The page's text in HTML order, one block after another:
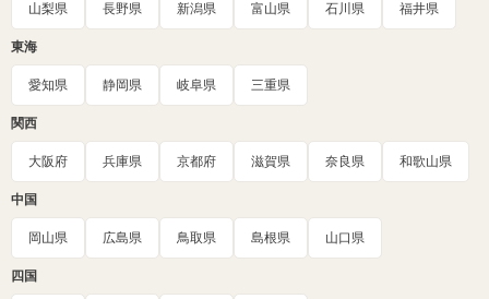
山梨県 長野県 新潟県 富山県 石川県 福井県
東海
愛知県 静岡県 岐阜県 三重県
関西
大阪府 兵庫県 京都府 滋賀県 奈良県 和歌山県
中国
岡山県 広島県 鳥取県 島根県 山口県
四国